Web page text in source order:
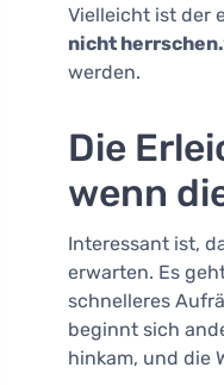
Vielleicht ist der
nicht
werden.
Die
wenn
Interessant ist,
erwarten. Es
schnelleres
beginnt sich
hinkam, und die